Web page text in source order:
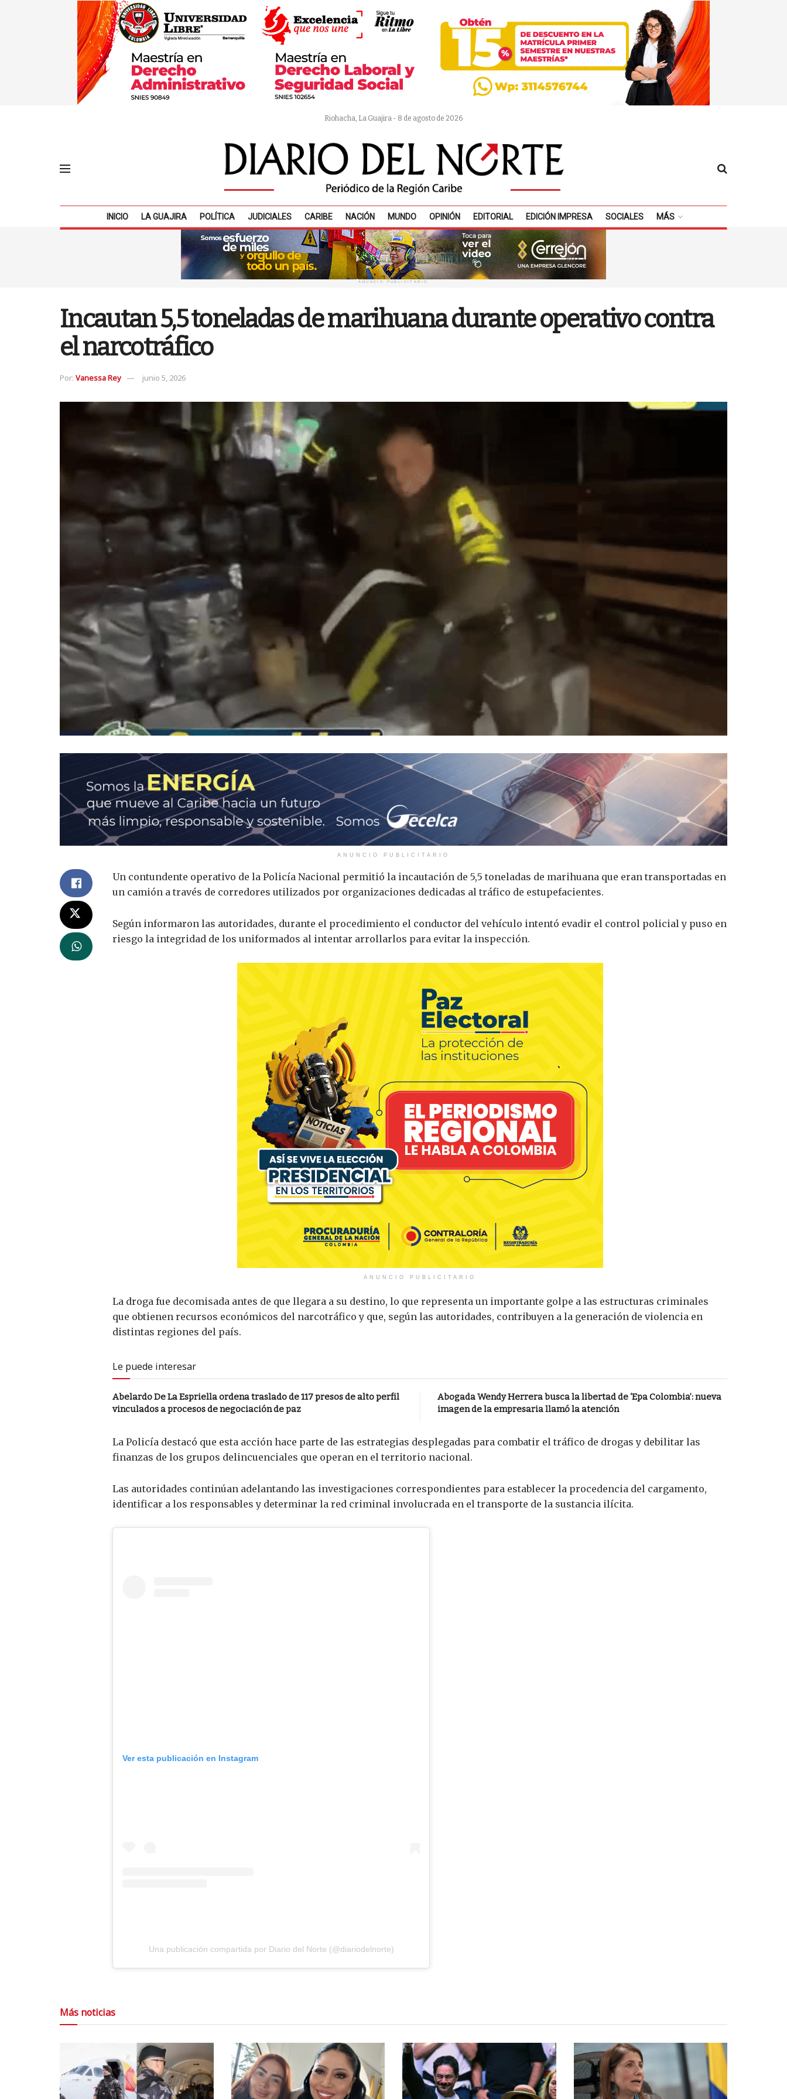
Riohacha, La Guajira - 8 de agosto de 2026
INICIO LA GUAJIRA POLÍTICA JUDICIALES CARIBE NACIÓN MUNDO OPINIÓN EDITORIAL EDICIÓN IMPRESA SOCIALES MÁS
ANUNCIO PUBLICITARIO
Incautan 5,5 toneladas de marihuana durante operativo contra
el narcotráfico
Por: Vanessa Rey junio 5, 2026
ANUNCIO PUBLICITARIO
Un contundente operativo de la Policía Nacional permitió la incautación de 5,5 toneladas de marihuana que eran transportadas en
un camión a través de corredores utilizados por organizaciones dedicadas al tráfico de estupefacientes.
Según informaron las autoridades, durante el procedimiento el conductor del vehículo intentó evadir el control policial y puso en
riesgo la integridad de los uniformados al intentar arrollarlos para evitar la inspección.
ANUNCIO PUBLICITARIO
La droga fue decomisada antes de que llegara a su destino, lo que representa un importante golpe a las estructuras criminales
que obtienen recursos económicos del narcotráfico y que, según las autoridades, contribuyen a la generación de violencia en
distintas regiones del país.
Le puede interesar
Abelardo De La Espriella ordena traslado de 117 presos de alto perfil
vinculados a procesos de negociación de paz
Abogada Wendy Herrera busca la libertad de ‘Epa Colombia’: nueva
imagen de la empresaria llamó la atención
La Policía destacó que esta acción hace parte de las estrategias desplegadas para combatir el tráfico de drogas y debilitar las
finanzas de los grupos delincuenciales que operan en el territorio nacional.
Las autoridades continúan adelantando las investigaciones correspondientes para establecer la procedencia del cargamento,
identificar a los responsables y determinar la red criminal involucrada en el transporte de la sustancia ilícita.
Ver esta publicación en Instagram
Una publicación compartida por Diario del Norte (@diariodelnorte)
Más noticias